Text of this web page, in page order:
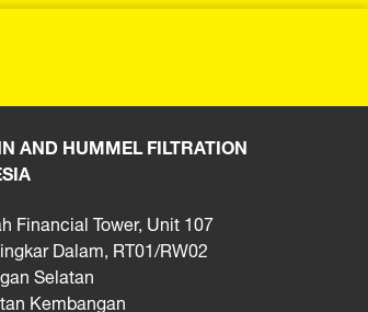
AND HUMMEL FILTRATION
Financial Tower, Unit 107
Dalam, RT01/RW02
Selatan
Kembangan